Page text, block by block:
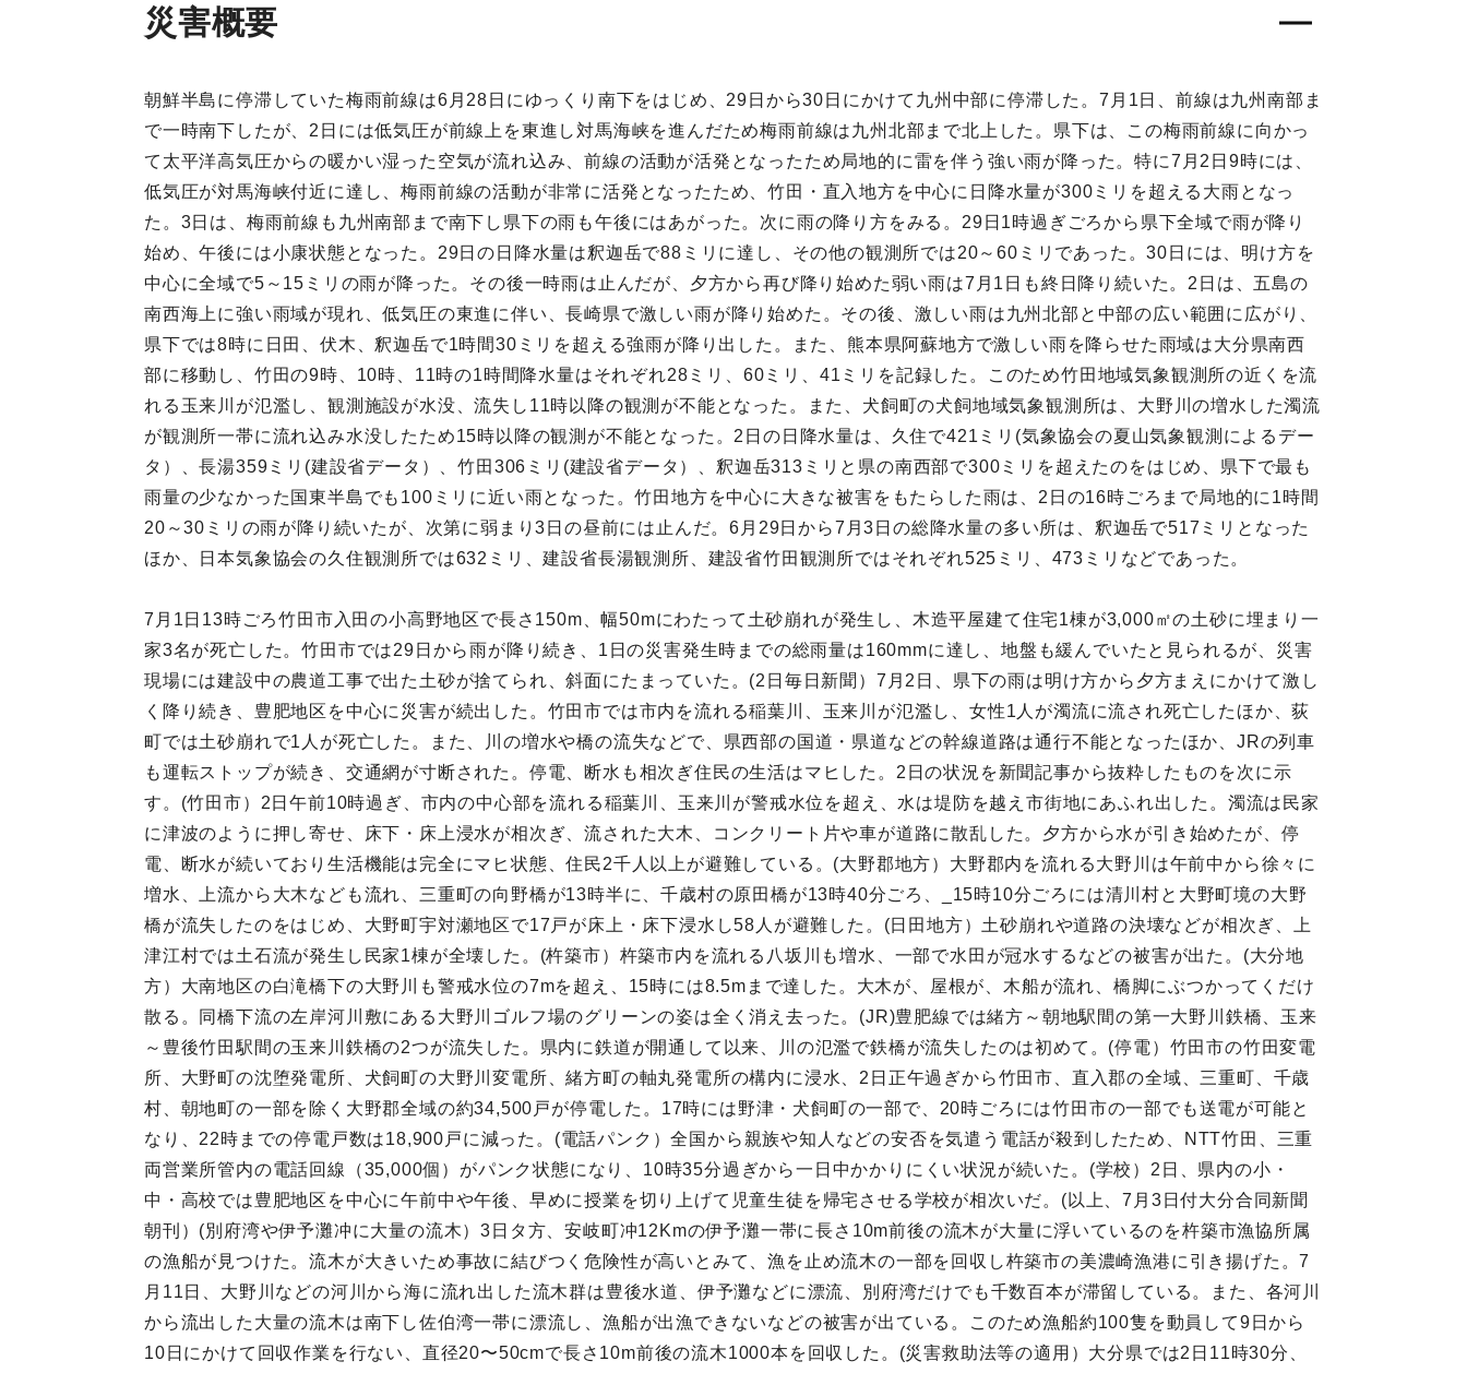
災害概要
朝鮮半島に停滞していた梅雨前線は6月28日にゆっくり南下をはじめ、29日から30日にかけて九州中部に停滞した。7月1日、前線は九州南部ま
で一時南下したが、2日には低気圧が前線上を東進し対馬海峡を進んだため梅雨前線は九州北部まで北上した。県下は、この梅雨前線に向かっ
て太平洋高気圧からの暖かい湿った空気が流れ込み、前線の活動が活発となったため局地的に雷を伴う強い雨が降った。特に7月2日9時には、
低気圧が対馬海峡付近に達し、梅雨前線の活動が非常に活発となったため、竹田・直入地方を中心に日降水量が300ミリを超える大雨となっ
た。3日は、梅雨前線も九州南部まで南下し県下の雨も午後にはあがった。次に雨の降り方をみる。29日1時過ぎごろから県下全域で雨が降り
始め、午後には小康状態となった。29日の日降水量は釈迦岳で88ミリに達し、その他の観測所では20～60ミリであった。30日には、明け方を
中心に全域で5～15ミリの雨が降った。その後一時雨は止んだが、夕方から再び降り始めた弱い雨は7月1日も終日降り続いた。2日は、五島の
南西海上に強い雨域が現れ、低気圧の東進に伴い、長崎県で激しい雨が降り始めた。その後、激しい雨は九州北部と中部の広い範囲に広がり、
県下では8時に日田、伏木、釈迦岳で1時間30ミリを超える強雨が降り出した。また、熊本県阿蘇地方で激しい雨を降らせた雨域は大分県南西
部に移動し、竹田の9時、10時、11時の1時間降水量はそれぞれ28ミリ、60ミリ、41ミリを記録した。このため竹田地域気象観測所の近くを流
れる玉来川が氾濫し、観測施設が水没、流失し11時以降の観測が不能となった。また、犬飼町の犬飼地域気象観測所は、大野川の増水した濁流
が観測所一帯に流れ込み水没したため15時以降の観測が不能となった。2日の日降水量は、久住で421ミリ(気象協会の夏山気象観測によるデー
タ）、長湯359ミリ(建設省データ）、竹田306ミリ(建設省データ）、釈迦岳313ミリと県の南西部で300ミリを超えたのをはじめ、県下で最も
雨量の少なかった国東半島でも100ミリに近い雨となった。竹田地方を中心に大きな被害をもたらした雨は、2日の16時ごろまで局地的に1時間
20～30ミリの雨が降り続いたが、次第に弱まり3日の昼前には止んだ。6月29日から7月3日の総降水量の多い所は、釈迦岳で517ミリとなった
ほか、日本気象協会の久住観測所では632ミリ、建設省長湯観測所、建設省竹田観測所ではそれぞれ525ミリ、473ミリなどであった。
7月1日13時ごろ竹田市入田の小高野地区で長さ150m、幅50mにわたって土砂崩れが発生し、木造平屋建て住宅1棟が3,000㎡の土砂に埋まり一
家3名が死亡した。竹田市では29日から雨が降り続き、1日の災害発生時までの総雨量は160mmに達し、地盤も緩んでいたと見られるが、災害
現場には建設中の農道工事で出た土砂が捨てられ、斜面にたまっていた。(2日毎日新聞）7月2日、県下の雨は明け方から夕方まえにかけて激し
く降り続き、豊肥地区を中心に災害が続出した。竹田市では市内を流れる稲葉川、玉来川が氾濫し、女性1人が濁流に流され死亡したほか、荻
町では土砂崩れで1人が死亡した。また、川の増水や橋の流失などで、県西部の国道・県道などの幹線道路は通行不能となったほか、JRの列車
も運転ストップが続き、交通網が寸断された。停電、断水も相次ぎ住民の生活はマヒした。2日の状況を新聞記事から抜粋したものを次に示
す。(竹田市）2日午前10時過ぎ、市内の中心部を流れる稲葉川、玉来川が警戒水位を超え、水は堤防を越え市街地にあふれ出した。濁流は民家
に津波のように押し寄せ、床下・床上浸水が相次ぎ、流された大木、コンクリート片や車が道路に散乱した。夕方から水が引き始めたが、停
電、断水が続いており生活機能は完全にマヒ状態、住民2千人以上が避難している。(大野郡地方）大野郡内を流れる大野川は午前中から徐々に
増水、上流から大木なども流れ、三重町の向野橋が13時半に、千歳村の原田橋が13時40分ごろ、_15時10分ごろには清川村と大野町境の大野
橋が流失したのをはじめ、大野町宇対瀬地区で17戸が床上・床下浸水し58人が避難した。(日田地方）土砂崩れや道路の決壊などが相次ぎ、上
津江村では土石流が発生し民家1棟が全壊した。(杵築市）杵築市内を流れる八坂川も増水、一部で水田が冠水するなどの被害が出た。(大分地
方）大南地区の白滝橋下の大野川も警戒水位の7mを超え、15時には8.5mまで達した。大木が、屋根が、木船が流れ、橋脚にぶつかってくだけ
散る。同橋下流の左岸河川敷にある大野川ゴルフ場のグリーンの姿は全く消え去った。(JR)豊肥線では緒方～朝地駅間の第一大野川鉄橋、玉来
～豊後竹田駅間の玉来川鉄橋の2つが流失した。県内に鉄道が開通して以来、川の氾濫で鉄橋が流失したのは初めて。(停電）竹田市の竹田変電
所、大野町の沈堕発電所、犬飼町の大野川変電所、緒方町の軸丸発電所の構内に浸水、2日正午過ぎから竹田市、直入郡の全域、三重町、千歳
村、朝地町の一部を除く大野郡全域の約34,500戸が停電した。17時には野津・犬飼町の一部で、20時ごろには竹田市の一部でも送電が可能と
なり、22時までの停電戸数は18,900戸に減った。(電話パンク）全国から親族や知人などの安否を気遣う電話が殺到したため、NTT竹田、三重
両営業所管内の電話回線（35,000個）がパンク状態になり、10時35分過ぎから一日中かかりにくい状況が続いた。(学校）2日、県内の小・
中・高校では豊肥地区を中心に午前中や午後、早めに授業を切り上げて児童生徒を帰宅させる学校が相次いだ。(以上、7月3日付大分合同新聞
朝刊）(別府湾や伊予灘冲に大量の流木）3日タ方、安岐町冲12Kmの伊予灘一帯に長さ10m前後の流木が大量に浮いているのを杵築市漁協所属
の漁船が見つけた。流木が大きいため事故に結びつく危険性が高いとみて、漁を止め流木の一部を回収し杵築市の美濃崎漁港に引き揚げた。7
月11日、大野川などの河川から海に流れ出した流木群は豊後水道、伊予灘などに漂流、別府湾だけでも千数百本が滞留している。また、各河川
から流出した大量の流木は南下し佐伯湾一帯に漂流し、漁船が出漁できないなどの被害が出ている。このため漁船約100隻を動員して9日から
10日にかけて回収作業を行ない、直径20〜50cmで長さ10m前後の流木1000本を回収した。(災害救助法等の適用）大分県では2日11時30分、